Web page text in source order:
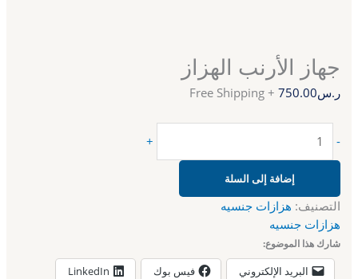
جهاز الأرنب الهزاز
ر.س750.00
+ Free Shipping
-
+
إضافة إلى السلة
التصنيف: هزازات جنسيه
هزازات جنسيه
شارك هذا الموضوع:
البريد الإلكتروني فيس بوك LinkedIn